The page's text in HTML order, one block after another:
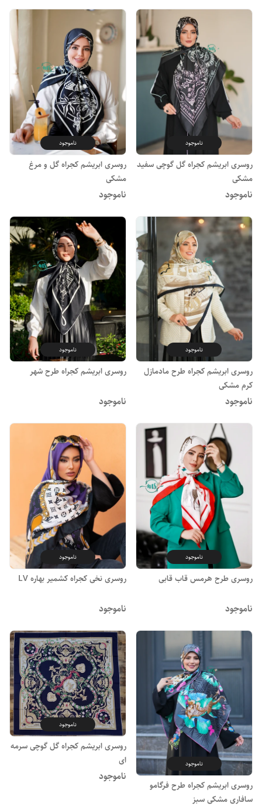
ناموجود
روسری ابریشم کجراه گل گوچی سفید
مشکی
ناموجود
ناموجود
روسری ابریشم کجراه گل و مرغ
مشکی
ناموجود
ناموجود
روسری ابریشم کجراه طرح مادمازل
کرم مشکی
ناموجود
ناموجود
روسری ابریشم کجراه طرح شهر
ناموجود
ناموجود
روسری طرح هرمس قاب قابی
ناموجود
ناموجود
روسری نخی کجراه کشمیر بهاره LV
ناموجود
ناموجود
روسری ابریشم کجراه طرح فرگامو
سافاری مشکی سبز
ناموجود
روسری ابریشم کجراه گل گوچی سرمه
ای
ناموجود